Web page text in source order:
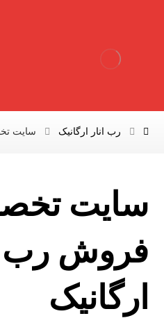
رب انار ارگانیک سایت
سایت
فروش رب
ارگانیک